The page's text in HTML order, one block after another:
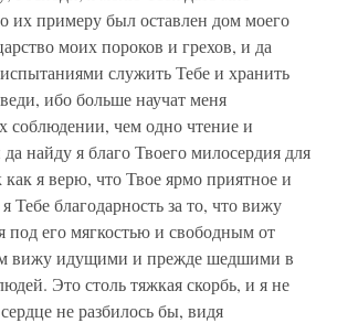
их примеру был оставлен дом моего
моих пороков и грехов, и да
служить Тебе и хранить
ибо больше научат меня
соблюдении, чем одно чтение и
найду я благо Твоего милосердия для
я верю, что Твое ярмо приятное и
Тебе благодарность за то, что вижу
под его мягкостью и свободным от
вижу идущими и прежде шедшими в
Это столь тяжкая скорбь, и я не
не разбилось бы, видя